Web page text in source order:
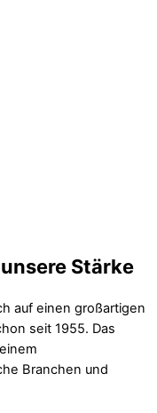
Stärke
auf einen großartigen
seit 1955. Das
Branchen und